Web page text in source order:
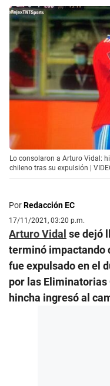
Lo consolaron a Arturo Vidal:
chileno tras su expulsión |
PorRedacción EC
17/11/2021, 03:20 p.m.
Arturo Vidal se dejó
terminó impactando
fue expulsado en el
por las Eliminatorias
hincha ingresó al